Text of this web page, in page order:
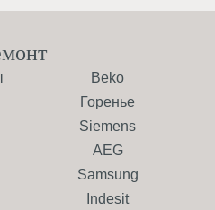
Beko
Горенье
Siemens
AEG
Samsung
Indesit